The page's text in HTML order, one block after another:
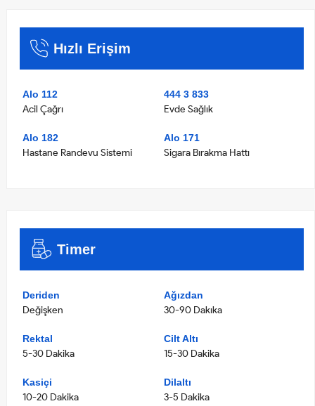
Hızlı Erişim
Alo 112
Acil Çağrı
444 3 833
Evde Sağlık
Alo 182
Hastane Randevu Sistemi
Alo 171
Sigara Bırakma Hattı
Timer
Deriden
Değişken
Ağızdan
30-90 Dakıka
Rektal
5-30 Dakika
Cilt Altı
15-30 Dakika
Kasiçi
10-20 Dakika
Dilaltı
3-5 Dakika